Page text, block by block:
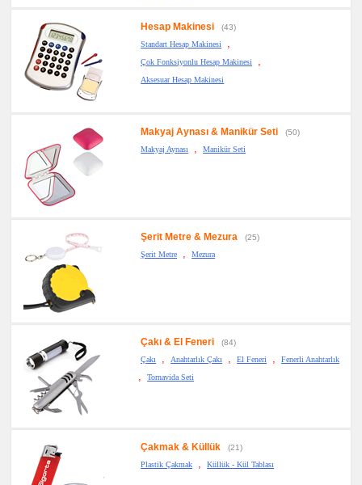
Hesap Makinesi
(43)
Standart Hesap Makinesi
Çok Fonksiyonlu Hesap Makinesi
Aksesuar Hesap Makinesi
Makyaj Aynası & Manikür Seti
(50)
Makyaj Aynası
Manikür Seti
Şerit Metre & Mezura
(25)
Şerit Metre
Mezura
Çakı & El Feneri
(84)
Çakı
Anahtarlık Çakı El Feneri Fenerli Anahtarlık
Tornavida Seti
Çakmak & Küllük
(21)
Plastik Çakmak
Küllük - Kül Tablası